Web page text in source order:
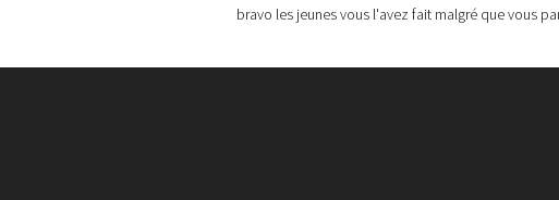
bravo les jeunes vous l'avez fait malgré que vous